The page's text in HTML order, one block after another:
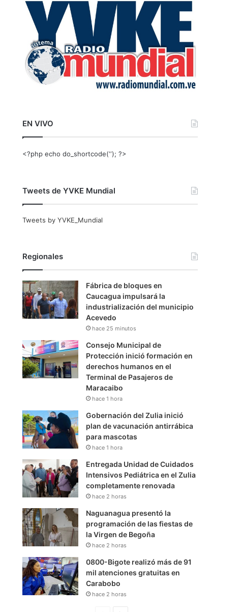
r
EN VIVO
<?php echo do_shortcode(‘‘); ?>
Tweets de YVKE Mundial
Tweets by YVKE_Mundial
Regionales
Fábrica de bloques en
Caucagua impulsará la
industrialización del municipio
Acevedo
hace 25 minutos
Consejo Municipal de
Protección inició formación en
derechos humanos en el
Terminal de Pasajeros de
Maracaibo
hace 1 hora
Gobernación del Zulia inició
plan de vacunación antirrábica
para mascotas
hace 1 hora
Entregada Unidad de Cuidados
Intensivos Pediátrica en el Zulia
completamente renovada
hace 2 horas
Naguanagua presentó la
programación de las fiestas de
la Virgen de Begoña
hace 2 horas
0800-Bigote realizó más de 91
mil atenciones gratuitas en
Carabobo
hace 2 horas